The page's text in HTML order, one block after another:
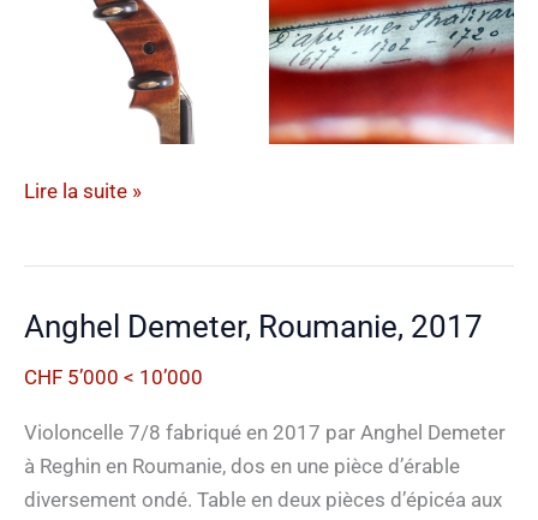
Marc
Lire la suite »
Anghel Demeter, Roumanie, 2017
CHF 5’000 < 10’000
Violoncelle 7/8 fabriqué en 2017 par Anghel Demeter
à Reghin en Roumanie, dos en une pièce d’érable
diversement ondé. Table en deux pièces d’épicéa aux